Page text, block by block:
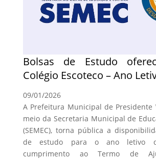
Bolsas de Estudo
Colégio Escoteco – Ano
09/01/2026
A Prefeitura Municipal de Presidente
meio da Secretaria Municipal de
(SEMEC), torna pública a
de estudo para o ano letivo
cumprimento ao Termo de